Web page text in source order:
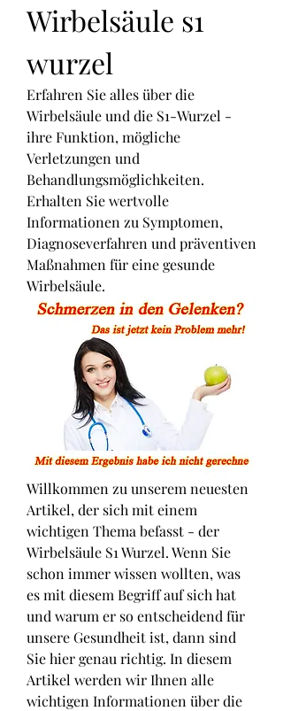
Wirbelsäule s1
wurzel
Erfahren Sie alles über die
Wirbelsäule und die S1-Wurzel -
ihre Funktion, mögliche
Verletzungen und
Behandlungsmöglichkeiten.
Erhalten Sie wertvolle
Informationen zu Symptomen,
Diagnoseverfahren und präventiven
Maßnahmen für eine gesunde
Wirbelsäule.
Willkommen zu unserem neuesten
Artikel, der sich mit einem
wichtigen Thema befasst - der
Wirbelsäule S1 Wurzel. Wenn Sie
schon immer wissen wollten, was
es mit diesem Begriff auf sich hat
und warum er so entscheidend für
unsere Gesundheit ist, dann sind
Sie hier genau richtig. In diesem
Artikel werden wir Ihnen alle
wichtigen Informationen über die